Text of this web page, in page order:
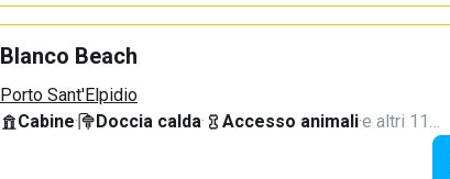
Blanco Beach
Porto Sant'Elpidio
Cabine· Doccia calda· Accesso animali·e altri 11…